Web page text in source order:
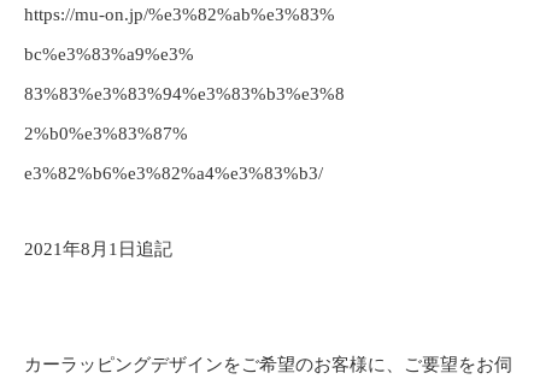
https://mu-on.jp/%e3%82%ab%e3%83%
bc%e3%83%a9%e3%
83%83%e3%83%94%e3%83%b3%e3%8
2%b0%e3%83%87%
e3%82%b6%e3%82%a4%e3%83%b3/
2021年8月1日追記
カーラッピングデザインをご希望のお客様に、ご要望をお伺